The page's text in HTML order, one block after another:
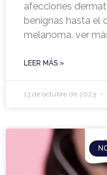
afecciones
benignas hasta el
melanoma. ver
LEER MÁS »
13 de octubre de 2023